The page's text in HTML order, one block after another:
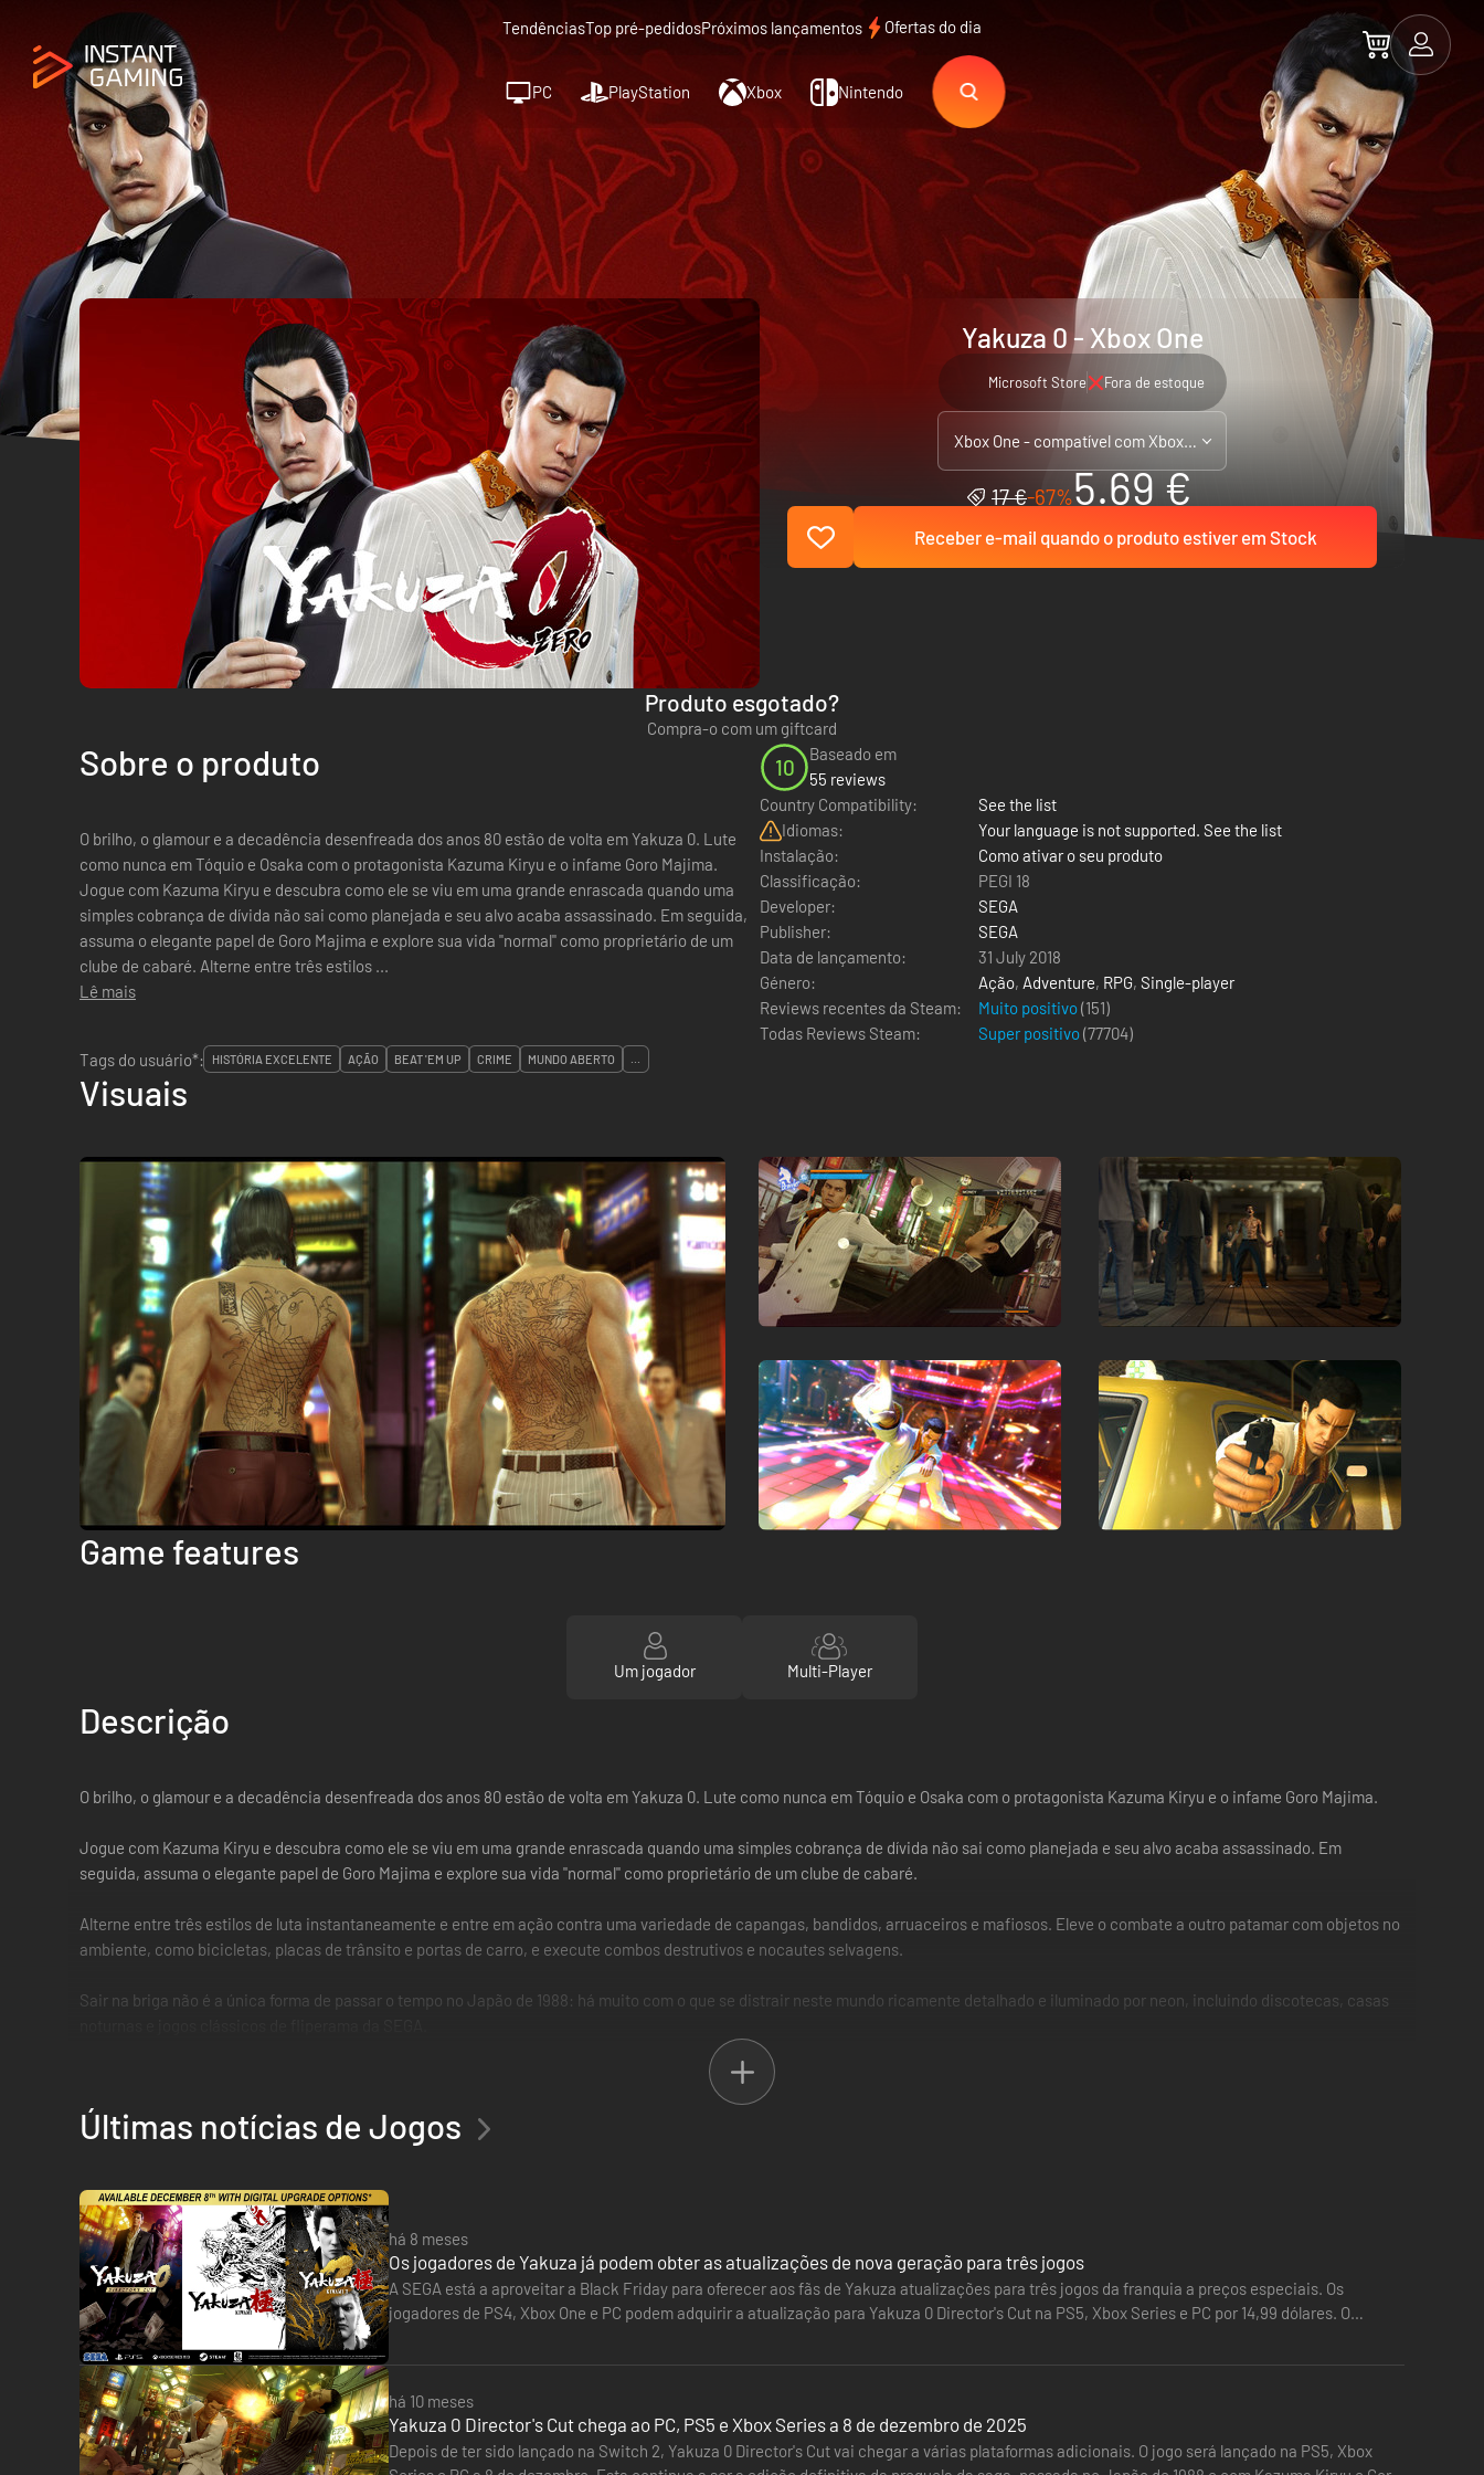
TendênciasTop pré-pedidosPróximos lançamentos Ofertas do dia
PC PlayStation Xbox Nintendo
Yakuza 0 - Xbox One
Microsoft Store Fora de estoque
Xbox One - compatível com Xbox Series X|S
17 €-67%5.69 €
Receber e-mail quando o produto estiver em Stock
Produto esgotado?
Compra-o com um giftcard
Sobre o produto
O brilho, o glamour e a decadência desenfreada dos anos 80 estão de volta em Yakuza 0. Lute
como nunca em Tóquio e Osaka com o protagonista Kazuma Kiryu e o infame Goro Majima.
Jogue com Kazuma Kiryu e descubra como ele se viu em uma grande enrascada quando uma
simples cobrança de dívida não sai como planejada e seu alvo acaba assassinado. Em seguida,
assuma o elegante papel de Goro Majima e explore sua vida "normal" como proprietário de um
clube de cabaré. Alterne entre três estilos ...
Lê mais
10
Baseado em
55 reviews
Country Compatibility:
See the list
Idiomas:
Your language is not supported. See the list
Instalação:
Como ativar o seu produto
Classificação:
PEGI 18
Developer:
SEGA
Publisher:
SEGA
Data de lançamento:
31 July 2018
Género:
Ação, Adventure, RPG, Single-player
Reviews recentes da Steam:
Muito positivo(151)
Todas Reviews Steam:
Super positivo(77704)
Tags do usuário*:
HISTÓRIA EXCELENTE AÇÃO BEAT 'EM UP CRIME MUNDO ABERTO ...
Visuais
Game features
Um jogador Multi-Player
Descrição
O brilho, o glamour e a decadência desenfreada dos anos 80 estão de volta em Yakuza 0. Lute como nunca em Tóquio e Osaka com o protagonista Kazuma Kiryu e o infame Goro Majima.
Jogue com Kazuma Kiryu e descubra como ele se viu em uma grande enrascada quando uma simples cobrança de dívida não sai como planejada e seu alvo acaba assassinado. Em
seguida, assuma o elegante papel de Goro Majima e explore sua vida "normal" como proprietário de um clube de cabaré.
Alterne entre três estilos de luta instantaneamente e entre em ação contra uma variedade de capangas, bandidos, arruaceiros e mafiosos. Eleve o combate a outro patamar com objetos no
ambiente, como bicicletas, placas de trânsito e portas de carro, e execute combos destrutivos e nocautes selvagens.
Sair na briga não é a única forma de passar o tempo no Japão de 1988: há muito com o que se distrair neste mundo ricamente detalhado e iluminado por neon, incluindo discotecas, casas
Últimas notícias de Jogos
há 8 meses
Os jogadores de Yakuza já podem obter as atualizações de nova geração para três jogos
A SEGA está a aproveitar a Black Friday para oferecer aos fãs de Yakuza atualizações para três jogos da franquia a preços especiais. Os
jogadores de PS4, Xbox One e PC podem adquirir a atualização para Yakuza 0 Director's Cut na PS5, Xbox Series e PC por 14,99 dólares. O
há 10 meses
Yakuza 0 Director's Cut chega ao PC, PS5 e Xbox Series a 8 de dezembro de 2025
Depois de ter sido lançado na Switch 2, Yakuza 0 Director's Cut vai chegar a várias plataformas adicionais. O jogo será lançado na PS5, Xbox